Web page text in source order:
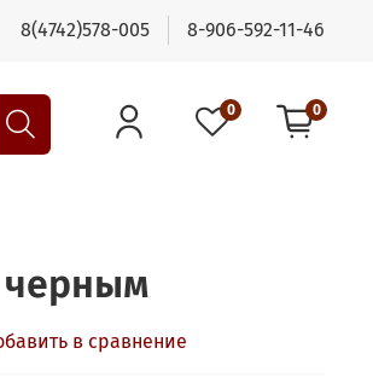
8(4742)578-005 8-906-592-11-46
0 0
черным
в сравнение